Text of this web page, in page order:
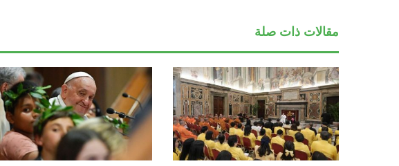
مقالات ذات صلة